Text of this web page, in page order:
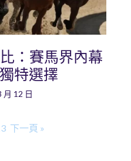
：賽馬界內幕
特選擇
月 12 日
下一頁 »